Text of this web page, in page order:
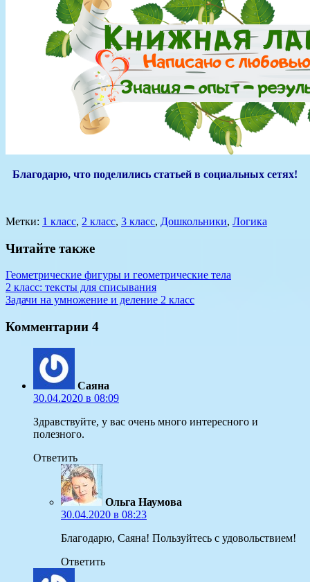
Благодарю, что поделились статьей в социальных сетях!
Метки: 1 класс, 2 класс, 3 класс, Дошкольники, Логика
Читайте также
Геометрические фигуры и геометрические тела
2 класс: тексты для списывания
Задачи на умножение и деление 2 класс
Комментарии 4
Саяна
30.04.2020 в 08:09
Здравствуйте, у вас очень много интересного и
полезного.
Ответить
Ольга Наумова
30.04.2020 в 08:23
Благодарю, Саяна! Пользуйтесь с удовольствием!
Ответить